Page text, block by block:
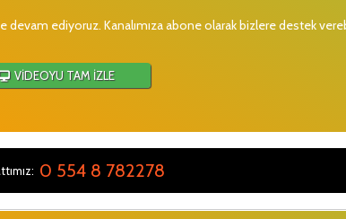
devam ediyoruz. Kanalımıza abone olarak bizlere destek
VİDEOYU TAM İZLE
0 554 8 782278